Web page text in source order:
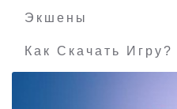
Экшены
Как Скачать Игру?